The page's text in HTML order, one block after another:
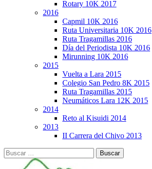
Rotary 10K 2017
2016
Capmil 10K 2016
Ruta Universitaria 10K 2016
Ruta Tragamillas 2016
Día del Periodista 10K 2016
Mirunning 10K 2016
2015
Vuelta a Lara 2015
Colegio San Pedro 8K 2015
Ruta Tragamillas 2015
Neumáticos Lara 12K 2015
2014
Reto al Kisuidi 2014
2013
II Carrera del Chivo 2013
Buscar: